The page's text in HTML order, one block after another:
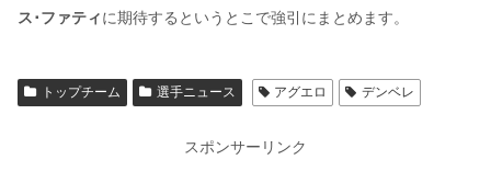
ス･ファティに期待するというとこで強引にまとめます。
トップチーム 選手ニュース アグエロ デンベレ
スポンサーリンク